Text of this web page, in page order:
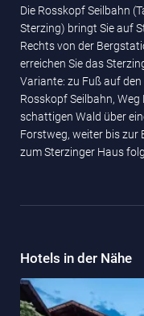
Die Rosskopf Seilbahn
Sterzing) bringt Sie auf
Rechts von der
erreichen Sie das
Variante: zu Fuß auf
Rosskopf Seilbahn, Weg
schattigen Wald über
Forstweg, weiter bis zur
zum Sterzinger Haus
Hotels in der Nähe